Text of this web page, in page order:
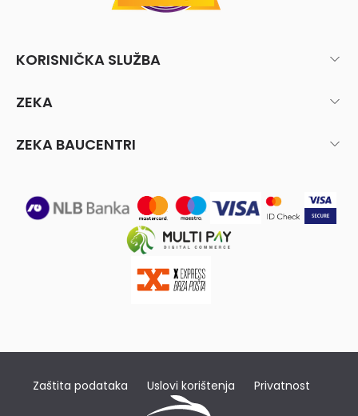
KORISNIČKA SLUŽBA
ZEKA
ZEKA BAUCENTRI
Zaštita podataka Uslovi korištenja Privatnost